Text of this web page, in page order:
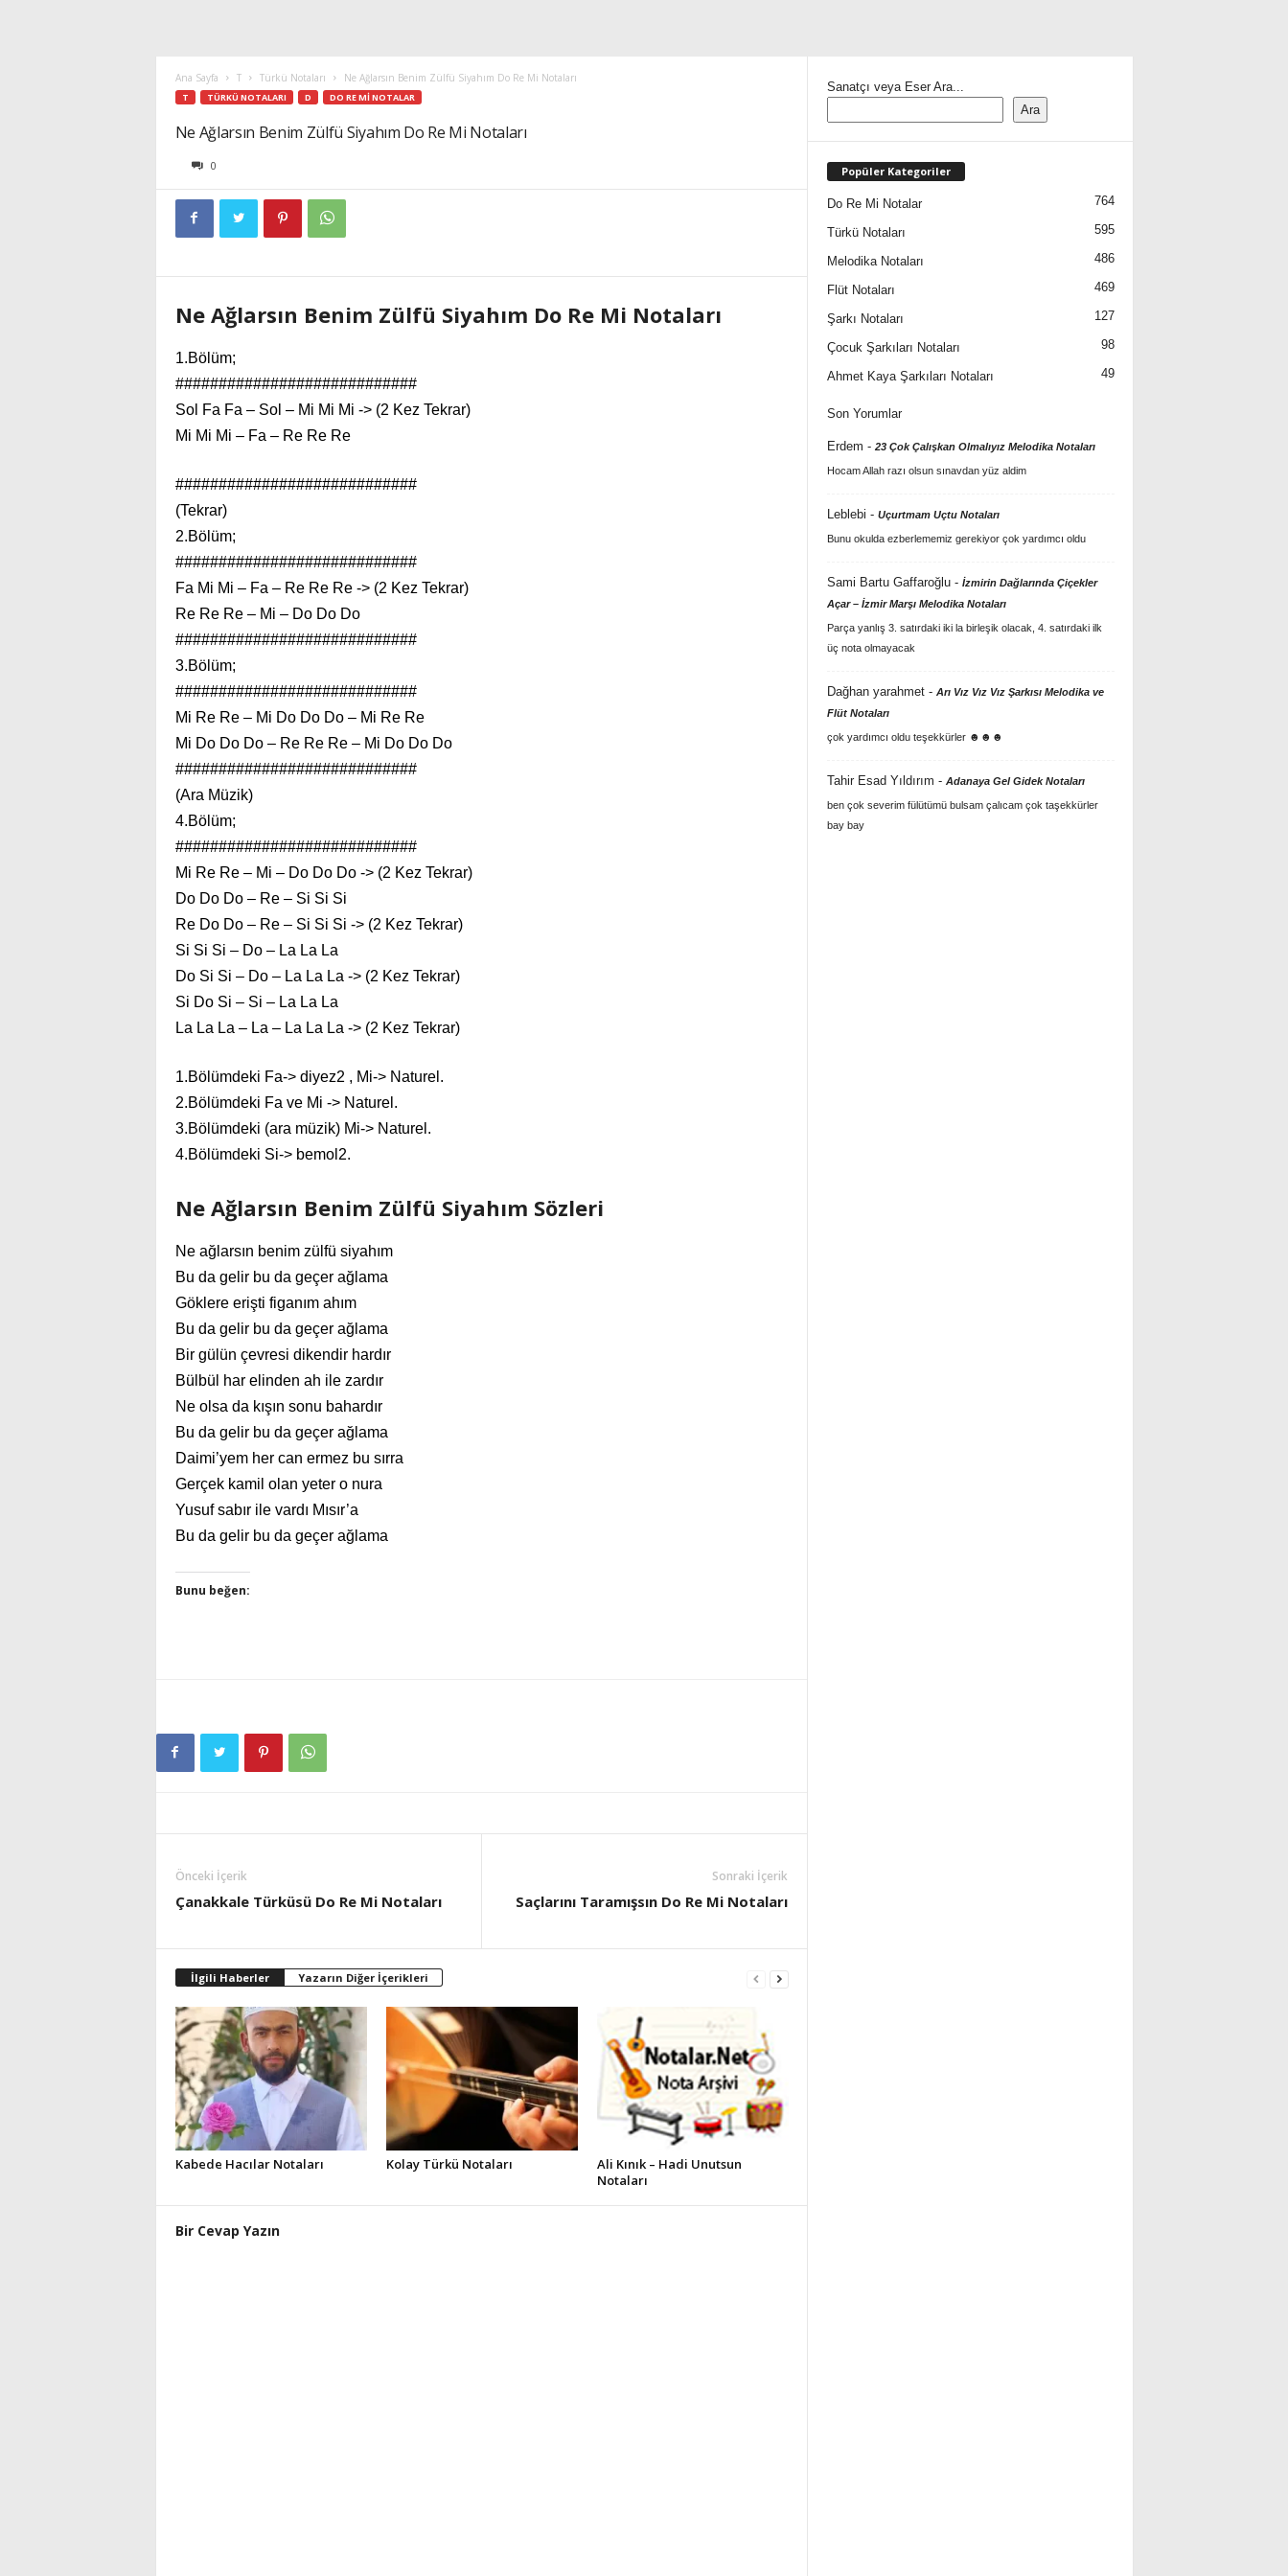
Ana Sayfa T Türkü Notaları Ne Ağlarsın Benim Zülfü Siyahım Do Re Mi Notaları
T TÜRKÜ NOTALARI D DO RE MI NOTALAR
Ne Ağlarsın Benim Zülfü Siyahım Do Re Mi Notaları
0
Ne Ağlarsın Benim Zülfü Siyahım Do Re Mi Notaları
1.Bölüm;
############################
Sol Fa Fa – Sol – Mi Mi Mi -> (2 Kez Tekrar)
Mi Mi Mi – Fa – Re Re Re
############################
(Tekrar)
2.Bölüm;
############################
Fa Mi Mi – Fa – Re Re Re -> (2 Kez Tekrar)
Re Re Re – Mi – Do Do Do
############################
3.Bölüm;
############################
Mi Re Re – Mi Do Do Do – Mi Re Re
Mi Do Do Do – Re Re Re – Mi Do Do Do
############################
(Ara Müzik)
4.Bölüm;
############################
Mi Re Re – Mi – Do Do Do -> (2 Kez Tekrar)
Do Do Do – Re – Si Si Si
Re Do Do – Re – Si Si Si -> (2 Kez Tekrar)
Si Si Si – Do – La La La
Do Si Si – Do – La La La -> (2 Kez Tekrar)
Si Do Si – Si – La La La
La La La – La – La La La -> (2 Kez Tekrar)
1.Bölümdeki Fa-> diyez2 , Mi-> Naturel.
2.Bölümdeki Fa ve Mi -> Naturel.
3.Bölümdeki (ara müzik) Mi-> Naturel.
4.Bölümdeki Si-> bemol2.
Ne Ağlarsın Benim Zülfü Siyahım Sözleri
Ne ağlarsın benim zülfü siyahım
Bu da gelir bu da geçer ağlama
Göklere erişti figanım ahım
Bu da gelir bu da geçer ağlama
Bir gülün çevresi dikendir hardır
Bülbül har elinden ah ile zardır
Ne olsa da kışın sonu bahardır
Bu da gelir bu da geçer ağlama
Daimi’yem her can ermez bu sırra
Gerçek kamil olan yeter o nura
Yusuf sabır ile vardı Mısır’a
Bu da gelir bu da geçer ağlama
Bunu beğen:
Önceki İçerik
Çanakkale Türküsü Do Re Mi Notaları
Sonraki İçerik
Saçlarını Taramışsın Do Re Mi Notaları
İlgili Haberler Yazarın Diğer İçerikleri
Kabede Hacılar Notaları Kolay Türkü Notaları
Ali Kınık – Hadi Unutsun
Notaları
Bir Cevap Yazın
Sanatçı veya Eser Ara...
Ara
Popüler Kategoriler
Do Re Mi Notalar 764
Türkü Notaları 595
Melodika Notaları 486
Flüt Notaları 469
Şarkı Notaları 127
Çocuk Şarkıları Notaları 98
Ahmet Kaya Şarkıları Notaları 49
Son Yorumlar
Erdem - 23 Çok Çalışkan Olmalıyız Melodika Notaları
Hocam Allah razı olsun sınavdan yüz aldim
Leblebi - Uçurtmam Uçtu Notaları
Bunu okulda ezberlememiz gerekiyor çok yardımcı oldu
Sami Bartu Gaffaroğlu- İzmirin Dağlarında Çiçekler
Açar – İzmir Marşı Melodika Notaları
Parça yanlış 3. satırdaki iki la birleşik olacak, 4. satırdaki ilk
üç nota olmayacak
Dağhan yarahmet- Arı Vız Vız Vız Şarkısı Melodika ve
Flüt Notaları
çok yardımcı oldu teşekkürler ☻☻☻
Tahir Esad Yıldırım - Adanaya Gel Gidek Notaları
ben çok severim fülütümü bulsam çalıcam çok taşekkürler
bay bay